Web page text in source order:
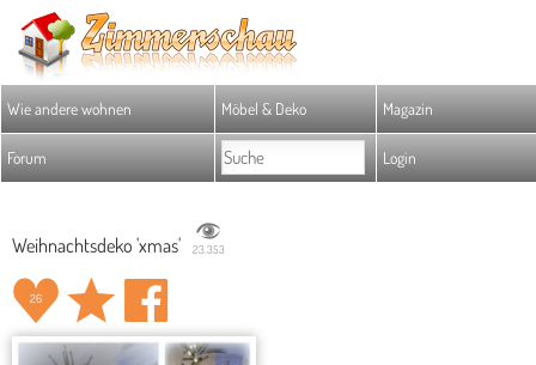
Wie andere wohnen Möbel & Deko Magazin
Forum Login
Weihnachtsdeko 'xmas' 23.353
26